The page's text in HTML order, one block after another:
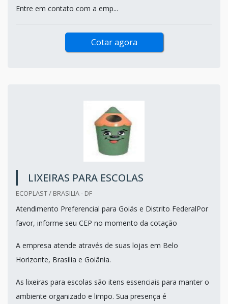
Entre em contato com a emp...
Cotar agora
LIXEIRAS PARA ESCOLAS
ECOPLAST / BRASILIA - DF
Atendimento Preferencial para Goiás e Distrito FederalPor
favor, informe seu CEP no momento da cotação
A empresa atende através de suas lojas em Belo
Horizonte, Brasília e Goiânia.
As lixeiras para escolas são itens essenciais para manter o
ambiente organizado e limpo. Sua presença é